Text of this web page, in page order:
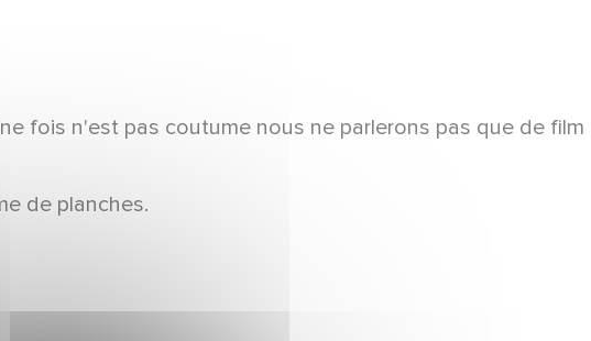
fois n'est pas coutume nous ne parlerons pas que de film
de planches.